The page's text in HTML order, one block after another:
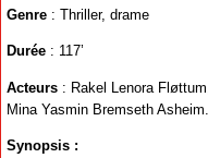
Genre : Thriller, drame
Durée : 117’
Acteurs : Rakel Lenora
Mina Yasmin Bremseth
Synopsis :